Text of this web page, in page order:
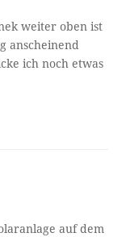
weiter oben ist
anscheinend
ich noch etwas
auf dem